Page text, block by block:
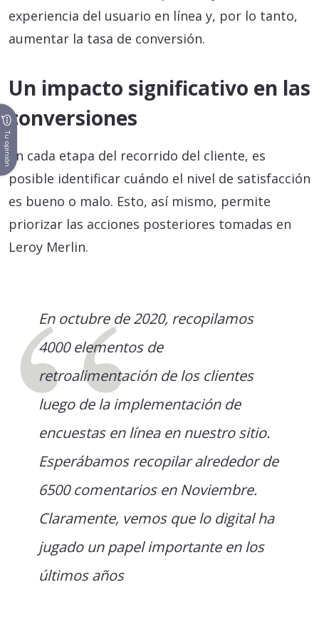
experiencia del usuario en línea y, por lo tanto,
aumentar la tasa de conversión.
Un impacto significativo en las
conversiones
En cada etapa del recorrido del cliente, es
posible identificar cuándo el nivel de satisfacción
es bueno o malo. Esto, así mismo, permite
priorizar las acciones posteriores tomadas en
Leroy Merlin.
En octubre de 2020, recopilamos
4000 elementos de
retroalimentación de los clientes
luego de la implementación de
encuestas en línea en nuestro sitio.
Esperábamos recopilar alrededor de
6500 comentarios en Noviembre.
Claramente, vemos que lo digital ha
jugado un papel importante en los
últimos años
Tu opinión